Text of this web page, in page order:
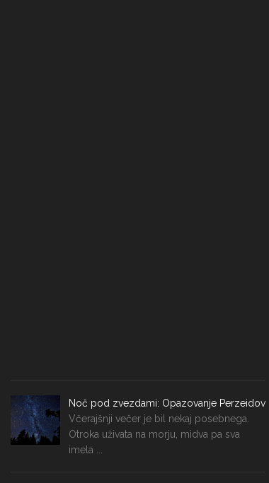
Noč pod zvezdami: Opazovanje Perzeidov
Včerajšnji večer je bil nekaj posebnega.
Otroka uživata na morju, midva pa sva
imela ...